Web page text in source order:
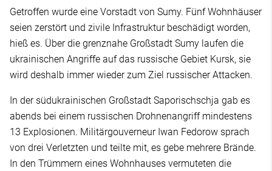
Getroffen wurde eine Vorstadt von Sumy. Fünf Wohnhäuser
seien zerstört und zivile Infrastruktur beschädigt worden,
hieß es. Über die grenznahe Großstadt Sumy laufen die
ukrainischen Angriffe auf das russische Gebiet Kursk, sie
wird deshalb immer wieder zum Ziel russischer Attacken.
In der südukrainischen Großstadt Saporischschja gab es
abends bei einem russischen Drohnenangriff mindestens
13 Explosionen. Militärgouverneur Iwan Fedorow sprach
von drei Verletzten und teilte mit, es gebe mehrere Brände.
In den Trümmern eines Wohnhauses vermuteten die